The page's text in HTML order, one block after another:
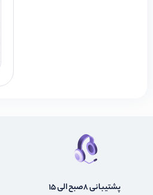
پشتیبانی 8صبح الی 15